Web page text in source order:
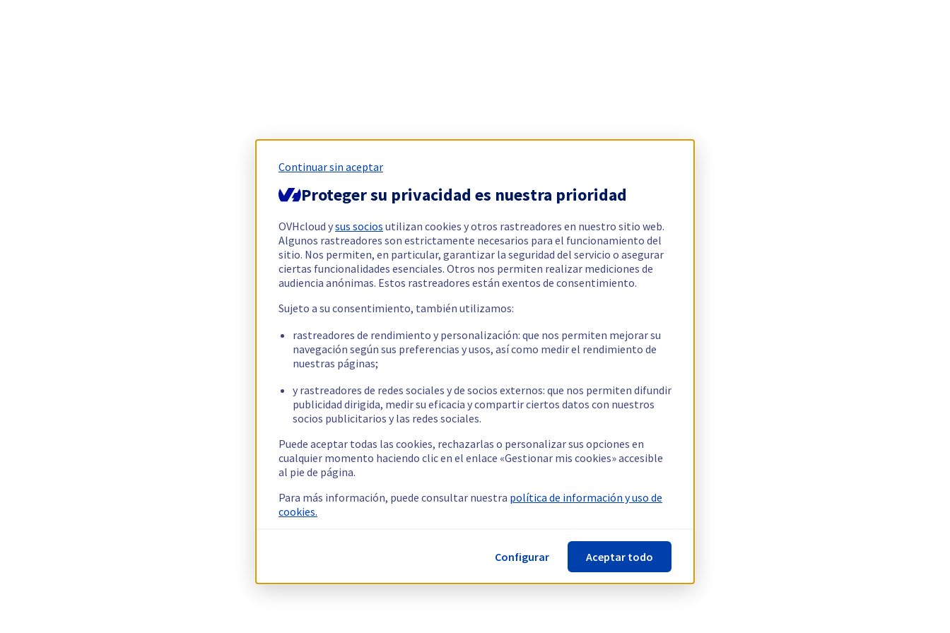
Continuar sin aceptar
Proteger su privacidad es nuestra prioridad
OVHcloud ysus socios utilizan cookies y otros rastreadores en nuestro sitio web.
Algunos rastreadores son estrictamente necesarios para el funcionamiento del
sitio. Nos permiten, en particular, garantizar la seguridad del servicio o asegurar
ciertas funcionalidades esenciales. Otros nos permiten realizar mediciones de
audiencia anónimas. Estos rastreadores están exentos de consentimiento.
Sujeto a su consentimiento, también utilizamos:
rastreadores de rendimiento y personalización: que nos permiten mejorar su
navegación según sus preferencias y usos, así como medir el rendimiento de
nuestras páginas;
y rastreadores de redes sociales y de socios externos: que nos permiten difundir
publicidad dirigida, medir su eficacia y compartir ciertos datos con nuestros
socios publicitarios y las redes sociales.
Puede aceptar todas las cookies, rechazarlas o personalizar sus opciones en
cualquier momento haciendo clic en el enlace «Gestionar mis cookies» accesible
al pie de página.
Para más información, puede consultar nuestra política de información y uso de
cookies.
Configurar Aceptar todo